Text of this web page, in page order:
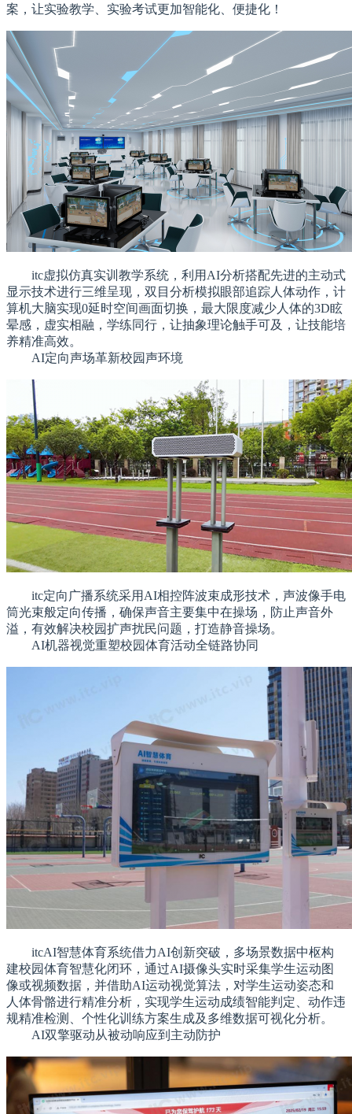
案，让实验教学、实验考试更加智能化、便捷化！
itc虚拟仿真实训教学系统，利用AI分析搭配先进的主动式
显示技术进行三维呈现，双目分析模拟眼部追踪人体动作，计
算机大脑实现0延时空间画面切换，最大限度减少人体的3D眩
晕感，虚实相融，学练同行，让抽象理论触手可及，让技能培
养精准高效。
AI定向声场革新校园声环境
itc定向广播系统采用AI相控阵波束成形技术，声波像手电
筒光束般定向传播，确保声音主要集中在操场，防止声音外
溢，有效解决校园扩声扰民问题，打造静音操场。
AI机器视觉重塑校园体育活动全链路协同
itcAI智慧体育系统借力AI创新突破，多场景数据中枢构
建校园体育智慧化闭环，通过AI摄像头实时采集学生运动图
像或视频数据，并借助AI运动视觉算法，对学生运动姿态和
人体骨骼进行精准分析，实现学生运动成绩智能判定、动作违
规精准检测、个性化训练方案生成及多维数据可视化分析。
AI双擎驱动从被动响应到主动防护